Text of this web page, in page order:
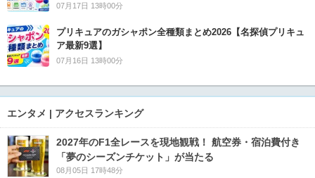
07月17日 13時00分
プリキュアのガシャポン全種類まとめ2026【名探偵プリキュ
ア最新9選】
07月16日 13時00分
エンタメ | アクセスランキング
2027年のF1全レースを現地観戦！ 航空券・宿泊費付き
「夢のシーズンチケット」が当たる
08月05日 17時48分